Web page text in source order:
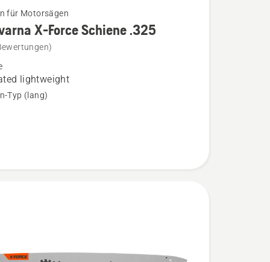
für Motorsägen
X-Force Schiene .325
lightweight
Typ (lang)